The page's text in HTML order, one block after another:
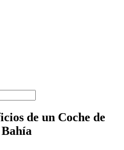
de un Coche de